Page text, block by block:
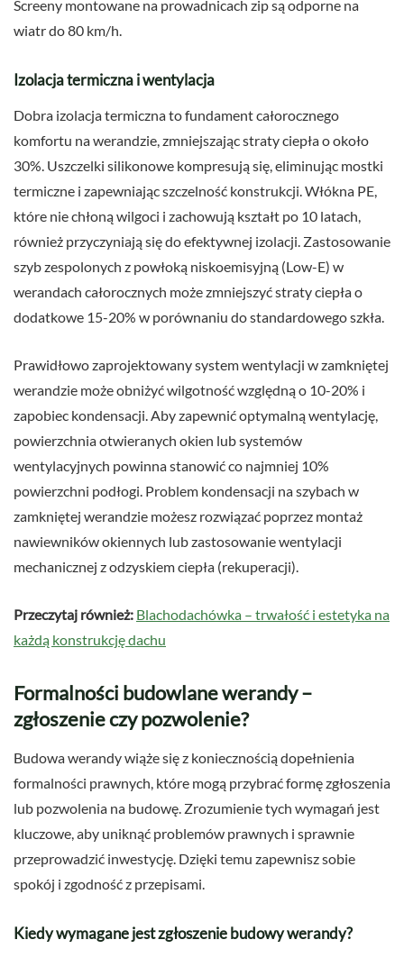
Screeny montowane na prowadnicach zip są odporne na
wiatr do 80 km/h.
Izolacja termiczna i wentylacja
Dobra izolacja termiczna to fundament całorocznego
komfortu na werandzie, zmniejszając straty ciepła o około
30%. Uszczelki silikonowe kompresują się, eliminując mostki
termiczne i zapewniając szczelność konstrukcji. Włókna PE,
które nie chłoną wilgoci i zachowują kształt po 10 latach,
również przyczyniają się do efektywnej izolacji. Zastosowanie
szyb zespolonych z powłoką niskoemisyjną (Low-E) w
werandach całorocznych może zmniejszyć straty ciepła o
dodatkowe 15-20% w porównaniu do standardowego szkła.
Prawidłowo zaprojektowany system wentylacji w zamkniętej
werandzie może obniżyć wilgotność względną o 10-20% i
zapobiec kondensacji. Aby zapewnić optymalną wentylację,
powierzchnia otwieranych okien lub systemów
wentylacyjnych powinna stanowić co najmniej 10%
powierzchni podłogi. Problem kondensacji na szybach w
zamkniętej werandzie możesz rozwiązać poprzez montaż
nawiewników okiennych lub zastosowanie wentylacji
mechanicznej z odzyskiem ciepła (rekuperacji).
Przeczytaj również: Blachodachówka – trwałość i estetyka na
każdą konstrukcję dachu
Formalności budowlane werandy –
zgłoszenie czy pozwolenie?
Budowa werandy wiąże się z koniecznością dopełnienia
formalności prawnych, które mogą przybrać formę zgłoszenia
lub pozwolenia na budowę. Zrozumienie tych wymagań jest
kluczowe, aby uniknąć problemów prawnych i sprawnie
przeprowadzić inwestycję. Dzięki temu zapewnisz sobie
spokój i zgodność z przepisami.
Kiedy wymagane jest zgłoszenie budowy werandy?